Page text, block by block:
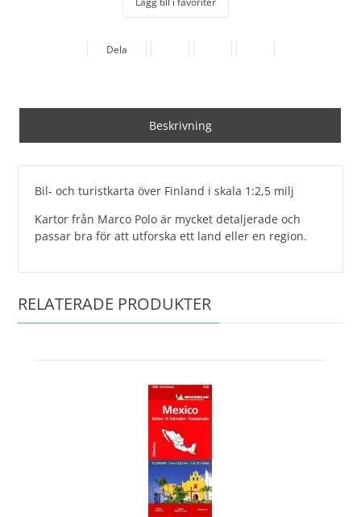
Dela
Beskrivning
Bil- och turistkarta över Finland i skala 1:2,5 milj
Kartor från Marco Polo är mycket detaljerade och
passar bra för att utforska ett land eller en region.
RELATERADE PRODUKTER